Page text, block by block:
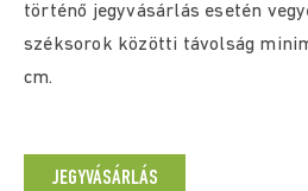
történő jegyvásárlás esetén
széksorok közötti távolság
cm.
JEGYVÁSÁRLÁS